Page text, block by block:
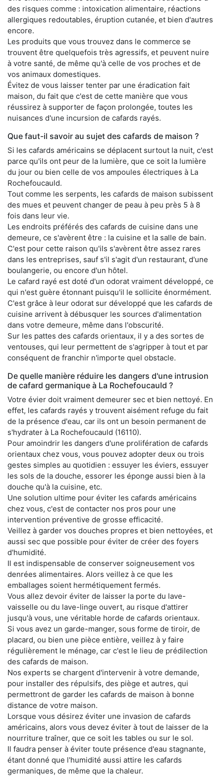
des risques comme : intoxication alimentaire, réactions
allergiques redoutables, éruption cutanée, et bien d'autres
encore.
Les produits que vous trouvez dans le commerce se
trouvent être quelquefois très agressifs, et peuvent nuire
à votre santé, de même qu'à celle de vos proches et de
vos animaux domestiques.
Évitez de vous laisser tenter par une éradication fait
maison, du fait que c'est de cette manière que vous
réussirez à supporter de façon prolongée, toutes les
nuisances d'une incursion de cafards rayés.
Que faut-il savoir au sujet des cafards de maison ?
Si les cafards américains se déplacent surtout la nuit, c'est
parce qu'ils ont peur de la lumière, que ce soit la lumière
du jour ou bien celle de vos ampoules électriques à La
Rochefoucauld.
Tout comme les serpents, les cafards de maison subissent
des mues et peuvent changer de peau à peu près 5 à 8
fois dans leur vie.
Les endroits préférés des cafards de cuisine dans une
demeure, ce s'avèrent être : la cuisine et la salle de bain.
C'est pour cette raison qu'ils s'avèrent être assez rares
dans les entreprises, sauf s'il s'agit d'un restaurant, d'une
boulangerie, ou encore d'un hôtel.
Le cafard rayé est doté d'un odorat vraiment développé, ce
qui n'est guère étonnant puisqu'il le sollicite énormément.
C'est grâce à leur odorat sur développé que les cafards de
cuisine arrivent à débusquer les sources d'alimentation
dans votre demeure, même dans l'obscurité.
Sur les pattes des cafards orientaux, il y a des sortes de
ventouses, qui leur permettent de s'agripper à tout et par
conséquent de franchir n'importe quel obstacle.
De quelle manière réduire les dangers d'une intrusion
de cafard germanique à La Rochefoucauld ?
Votre évier doit vraiment demeurer sec et bien nettoyé. En
effet, les cafards rayés y trouvent aisément refuge du fait
de la présence d'eau, car ils ont un besoin permanent de
s'hydrater à La Rochefoucauld (16110).
Pour amoindrir les dangers d'une prolifération de cafards
orientaux chez vous, vous pouvez adopter deux ou trois
gestes simples au quotidien : essuyer les éviers, essuyer
les sols de la douche, essorer les éponge aussi bien à la
douche qu'à la cuisine, etc.
Une solution ultime pour éviter les cafards américains
chez vous, c'est de contacter nos pros pour une
intervention préventive de grosse efficacité.
Veillez à garder vos douches propres et bien nettoyées, et
aussi sec que possible pour éviter de créer des foyers
d'humidité.
Il est indispensable de conserver soigneusement vos
denrées alimentaires. Alors veillez à ce que les
emballages soient hermétiquement fermés.
Vous allez devoir éviter de laisser la porte du lave-
vaisselle ou du lave-linge ouvert, au risque d'attirer
jusqu'à vous, une véritable horde de cafards orientaux.
Si vous avez un garde-manger, sous forme de tiroir, de
placard, ou bien une pièce entière, veillez à y faire
régulièrement le ménage, car c'est le lieu de prédilection
des cafards de maison.
Nos experts se chargent d'intervenir à votre demande,
pour installer des répulsifs, des piège et autres, qui
permettront de garder les cafards de maison à bonne
distance de votre maison.
Lorsque vous désirez éviter une invasion de cafards
américains, alors vous devez éviter à tout de laisser de la
nourriture traîner, que ce soit les tables ou sur le sol.
Il faudra penser à éviter toute présence d'eau stagnante,
étant donné que l'humidité aussi attire les cafards
germaniques, de même que la chaleur.